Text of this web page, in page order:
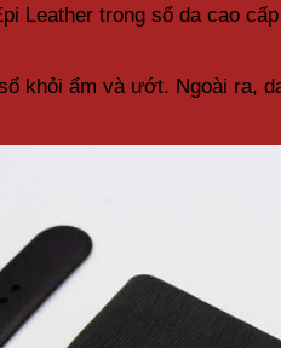
Leather trong sổ da cao
khỏi ẩm và ướt. Ngoài ra,